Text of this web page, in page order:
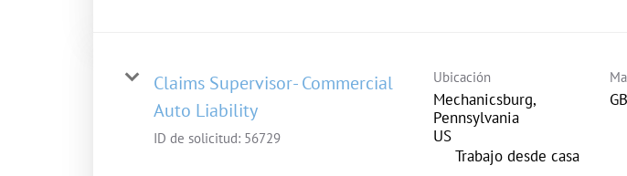
Claims Supervisor- Commercial
Auto Liability
ID de solicitud: 56729
Ubicación
Mechanicsburg,
Pennsylvania
inicio
Trabajo desde casa